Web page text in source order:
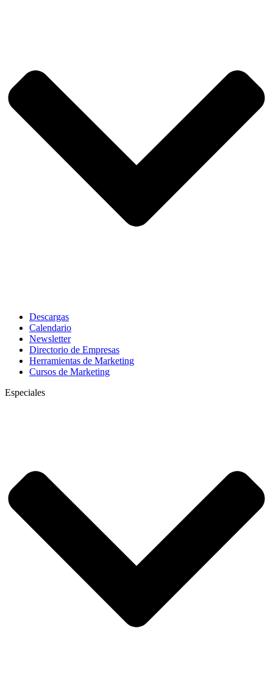
Descargas
Calendario
Newsletter
Directorio de Empresas
Herramientas de Marketing
Cursos de Marketing
Especiales